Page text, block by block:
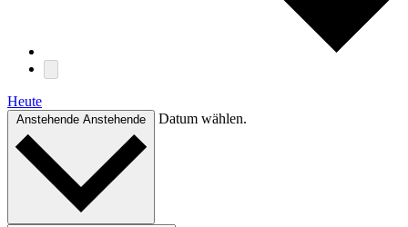
Heute
Anstehende Anstehende Datum wählen.